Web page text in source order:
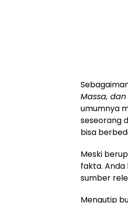
Massa,
umumnya
seseorang
bisa
Meski
fakta. Anda
sumber
Mengutip